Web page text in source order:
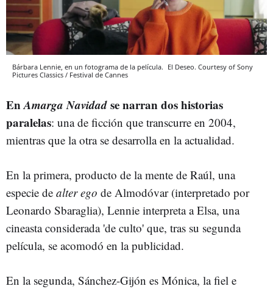
Bárbara Lennie, en un fotograma de la película. El Deseo. Courtesy of Sony
Pictures Classics / Festival de Cannes
EnAmarga Navidadse narran dos historias
paralelas: una de ficción que transcurre en 2004,
mientras que la otra se desarrolla en la actualidad.
En la primera, producto de la mente de Raúl, una
especie de alter ego de Almodóvar (interpretado por
Leonardo Sbaraglia), Lennie interpreta a Elsa, una
cineasta considerada 'de culto' que, tras su segunda
película, se acomodó en la publicidad.
En la segunda, Sánchez-Gijón es Mónica, la fiel e